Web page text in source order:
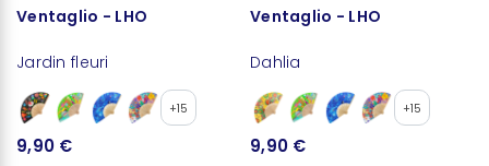
Ventaglio - LHO
Jardin fleuri
+15
9,90 €
Ventaglio - LHO
Dahlia
+15
9,90 €